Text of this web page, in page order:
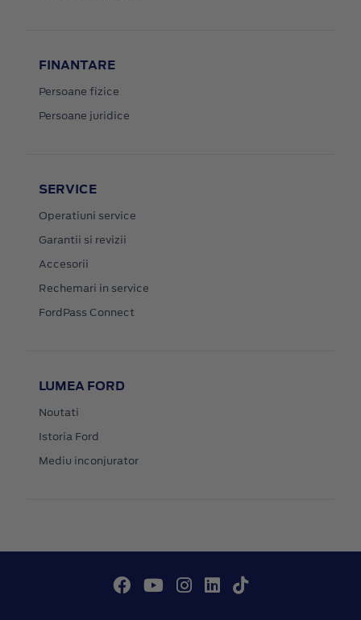
FINANTARE
Persoane fizice
Persoane juridice
SERVICE
Operatiuni service
Garantii si revizii
Accesorii
Rechemari in service
FordPass Connect
LUMEA FORD
Noutati
Istoria Ford
Mediu inconjurator